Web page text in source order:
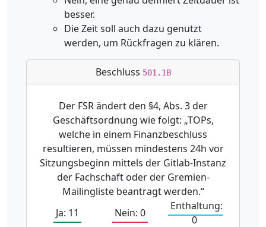
besser.
Die Zeit soll auch dazu genutzt
werden, um Rückfragen zu klären.
Beschluss 501.1B
Der FSR ändert den §4, Abs. 3 der
Geschäftsordnung wie folgt: „TOPs,
welche in einem Finanzbeschluss
resultieren, müssen mindestens 24h vor
Sitzungsbeginn mittels der Gitlab-Instanz
der Fachschaft oder der Gremien-
Mailingliste beantragt werden.“
Ja: 11
Nein: 0
Enthaltung:
0